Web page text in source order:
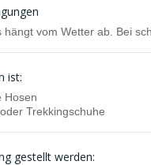
hängt vom Wetter ab. Bei
ist:
Hosen
Trekkingschuhe
gestellt werden: